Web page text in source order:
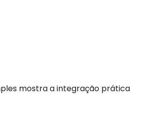
mostra a integração prática